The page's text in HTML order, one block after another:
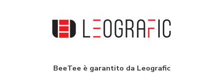
BeeTee è garantito da Leografic